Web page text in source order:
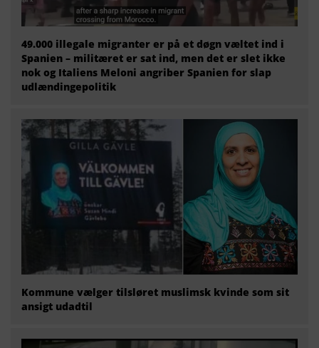
49.000 illegale migranter er på et døgn væltet ind i
Spanien – militæret er sat ind, men det er slet ikke
nok og Italiens Meloni angriber Spanien for slap
udlændingepolitik
Kommune vælger tilsløret muslimsk kvinde som sit
ansigt udadtil